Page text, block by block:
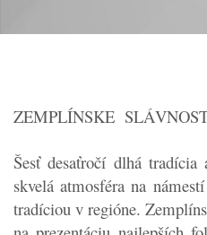
ZEMPLÍNSKE
Šesť desaťročí dlhá tradícia
skvelá atmosféra na
tradíciou v regióne.